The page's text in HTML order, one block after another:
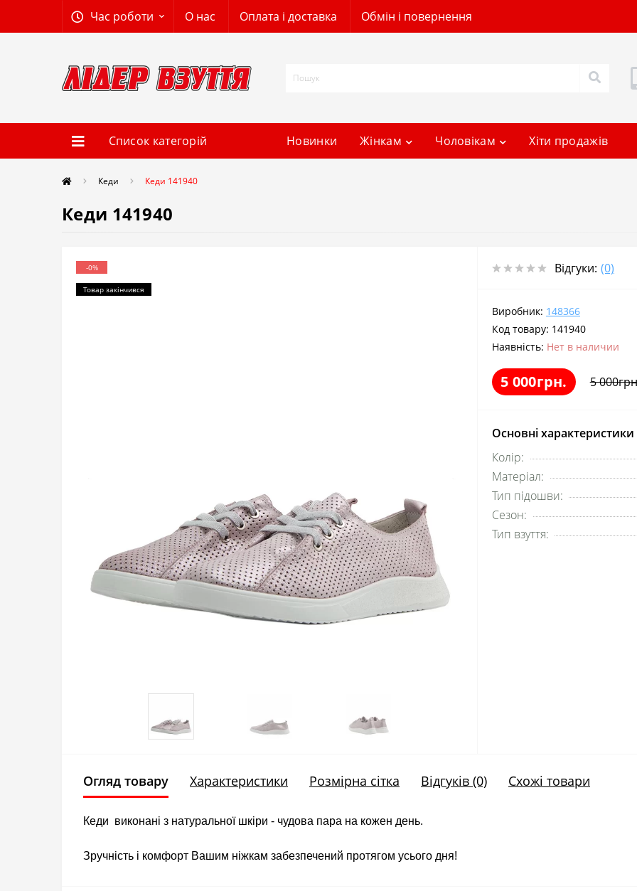
Час роботи О нас Оплата і доставка Обмін і повернення
Список категорій Новинки Жінкам Чоловікам Хіти продажів
Кеди Кеди 141940
Кеди 141940
-0%
Товар закінчився
Відгуки: (0)
Виробник: 148366
Код товару: 141940
Наявність: Нет в наличии
5 000грн. 5
Основні характеристики
Колір:
Матеріал:
Тип підошви:
Сезон:
Тип взуття:
Огляд товару Характеристики Розмірна сітка Відгуків (0) Схожі товари
Кеди виконані з натуральної шкіри - чудова пара на кожен день.
Зручність і комфорт Вашим ніжкам забезпечений протягом усього дня!